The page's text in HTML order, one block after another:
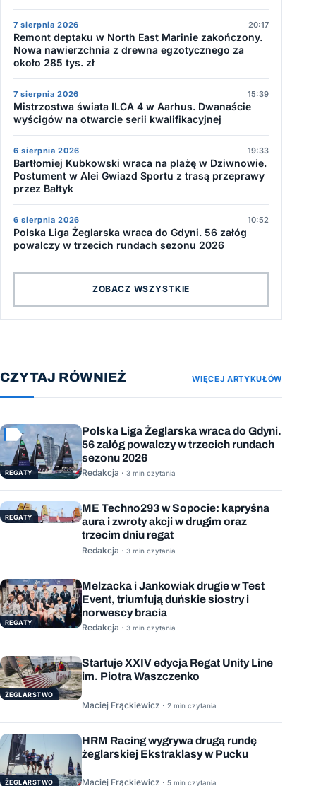
7 sierpnia 2026 20:17
Remont deptaku w North East Marinie zakończony.
Nowa nawierzchnia z drewna egzotycznego za
około 285 tys. zł
7 sierpnia 2026 15:39
Mistrzostwa świata ILCA 4 w Aarhus. Dwanaście
wyścigów na otwarcie serii kwalifikacyjnej
6 sierpnia 2026 19:33
Bartłomiej Kubkowski wraca na plażę w Dziwnowie.
Postument w Alei Gwiazd Sportu z trasą przeprawy
przez Bałtyk
6 sierpnia 2026 10:52
Polska Liga Żeglarska wraca do Gdyni. 56 załóg
powalczy w trzecich rundach sezonu 2026
ZOBACZ WSZYSTKIE
CZYTAJ RÓWNIEŻ WIĘCEJ ARTYKUŁÓW
REGATY
Polska Liga Żeglarska wraca do Gdyni.
56 załóg powalczy w trzecich rundach
sezonu 2026
Redakcja · 3 min czytania
REGATY
ME Techno293 w Sopocie: kapryśna
aura i zwroty akcji w drugim oraz
trzecim dniu regat
Redakcja · 3 min czytania
REGATY
Melzacka i Jankowiak drugie w Test
Event, triumfują duńskie siostry i
norwescy bracia
Redakcja · 3 min czytania
ŻEGLARSTWO
Startuje XXIV edycja Regat Unity Line
im. Piotra Waszczenko
Maciej Frąckiewicz · 2 min czytania
ŻEGLARSTWO
HRM Racing wygrywa drugą rundę
żeglarskiej Ekstraklasy w Pucku
Maciej Frąckiewicz · 5 min czytania